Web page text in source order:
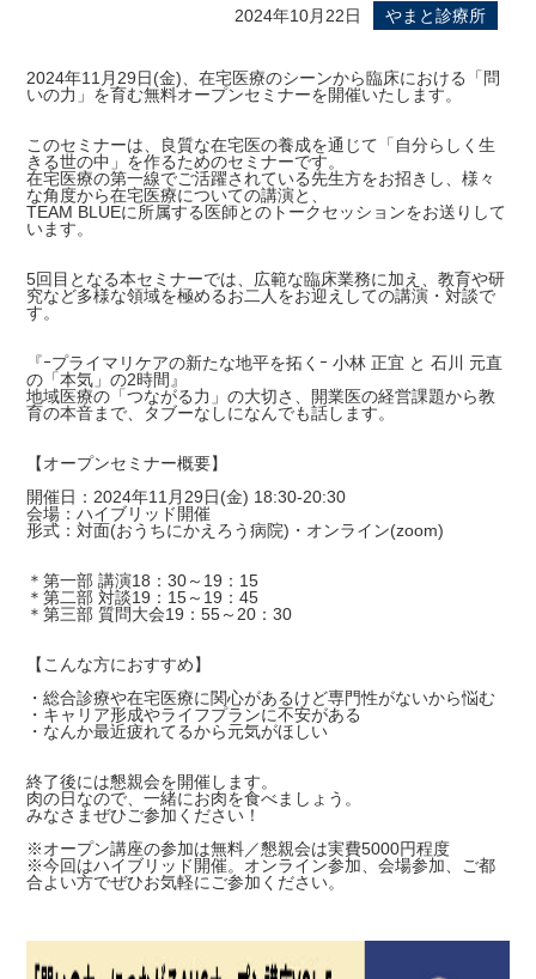
2024年10月22日 やまと診療所
2024年11月29日(金)、在宅医療のシーンから臨床における「問
いの力」を育む無料オープンセミナーを開催いたします。
このセミナーは、良質な在宅医の養成を通じて「自分らしく生
きる世の中」を作るためのセミナーです。
在宅医療の第一線でご活躍されている先生方をお招きし、様々
な角度から在宅医療についての講演と、
TEAM BLUEに所属する医師とのトークセッションをお送りして
います。
5回目となる本セミナーでは、広範な臨床業務に加え、教育や研
究など多様な領域を極めるお二人をお迎えしての講演・対談で
す。
『ｰプライマリケアの新たな地平を拓くｰ 小林 正宜 と 石川 元直
の「本気」の2時間』
地域医療の「つながる力」の大切さ、開業医の経営課題から教
育の本音まで、タブーなしになんでも話します。
【オープンセミナー概要】
開催日：2024年11月29日(金) 18:30-20:30
会場：ハイブリッド開催
形式：対面(おうちにかえろう病院)・オンライン(zoom)
＊第一部 講演18：30～19：15
＊第二部 対談19：15～19：45
＊第三部 質問大会19：55～20：30
【こんな方におすすめ】
・総合診療や在宅医療に関心があるけど専門性がないから悩む
・キャリア形成やライフプランに不安がある
・なんか最近疲れてるから元気がほしい
終了後には懇親会を開催します。
肉の日なので、一緒にお肉を食べましょう。
みなさまぜひご参加ください！
※オープン講座の参加は無料／懇親会は実費5000円程度
※今回はハイブリッド開催。オンライン参加、会場参加、ご都
合よい方でぜひお気軽にご参加ください。